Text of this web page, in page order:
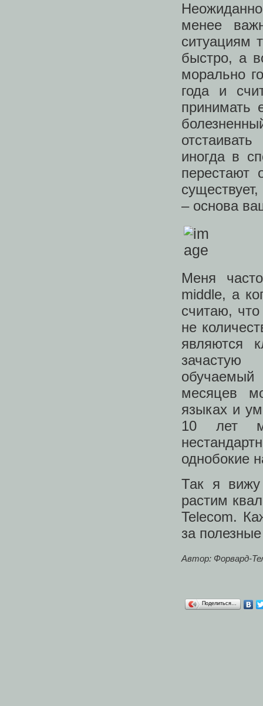
менее
ситуациям
быстро, а
морально
года и
принимать
иногда в
перестают
– основа
Меня
middle, а
считаю,
не
являются
зачастую
обучаемый
месяцев
языках и
10 лет
однобокие
Так я вижу
растим
Telecom.
за
Автор: Форвард-
Поделиться…